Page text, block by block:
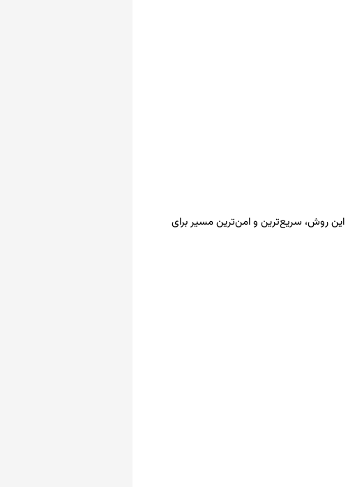
روش، سریع‌ترین و امن‌ترین مسیر برای